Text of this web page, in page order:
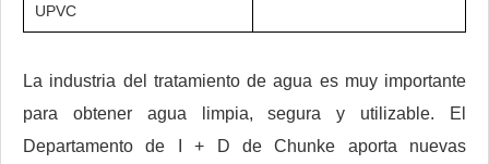
UPVC
La industria del tratamiento de agua es muy importante
para obtener agua limpia, segura y utilizable. El
Departamento de I + D de Chunke aporta nuevas